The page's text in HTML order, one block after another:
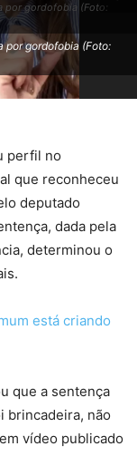
por gordofobia (Foto:
por gordofobia (Foto:
perfil no
que reconheceu
deputado
dada pela
determinou o
está criando
que a sentença
brincadeira, não
vídeo publicado